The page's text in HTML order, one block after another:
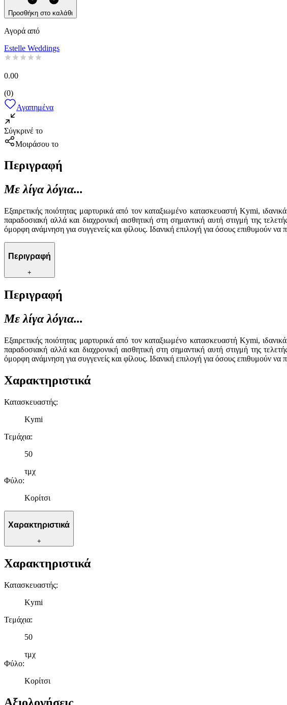
Προσθήκη στο καλάθι
Αγορά από
Estelle Weddings
0.00
(0)
Αγαπημένα
Σύγκρινέ το
Μοιράσου το
Περιγραφή
Με λίγα λόγια...
Εξαιρετικής ποιότητας μαρτυρικά από τον καταξιωμένο κατασκευαστή Kymi,
παραδοσιακή αλλά και διαχρονική αισθητική στη σημαντική αυτή στιγμή της
όμορφη ανάμνηση για συγγενείς και φίλους. Ιδανική επιλογή για όσους επιθυμούν
Περιγραφή
+
Περιγραφή
Με λίγα λόγια...
Εξαιρετικής ποιότητας μαρτυρικά από τον καταξιωμένο κατασκευαστή Kymi,
παραδοσιακή αλλά και διαχρονική αισθητική στη σημαντική αυτή στιγμή της
όμορφη ανάμνηση για συγγενείς και φίλους. Ιδανική επιλογή για όσους επιθυμούν
Χαρακτηριστικά
Κατασκευαστής:
Kymi
Τεμάχια:
50
τμχ
Φύλο:
Κορίτσι
Χαρακτηριστικά
+
Χαρακτηριστικά
Κατασκευαστής:
Kymi
Τεμάχια:
50
τμχ
Φύλο:
Κορίτσι